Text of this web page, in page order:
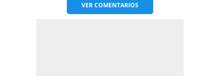
VERCOMENTARIOS